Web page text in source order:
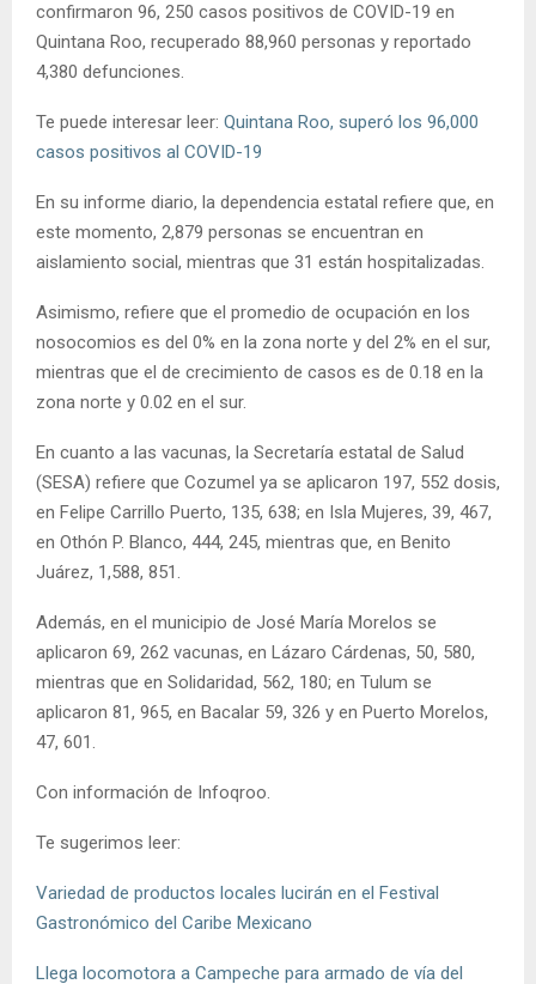
confirmaron 96, 250 casos positivos de COVID-19 en
Quintana Roo, recuperado 88,960 personas y reportado
4,380 defunciones.
Te puede interesar leer: Quintana Roo, superó los 96,000
casos positivos al COVID-19
En su informe diario, la dependencia estatal refiere que, en
este momento, 2,879 personas se encuentran en
aislamiento social, mientras que 31 están hospitalizadas.
Asimismo, refiere que el promedio de ocupación en los
nosocomios es del 0% en la zona norte y del 2% en el sur,
mientras que el de crecimiento de casos es de 0.18 en la
zona norte y 0.02 en el sur.
En cuanto a las vacunas, la Secretaría estatal de Salud
(SESA) refiere que Cozumel ya se aplicaron 197, 552 dosis,
en Felipe Carrillo Puerto, 135, 638; en Isla Mujeres, 39, 467,
en Othón P. Blanco, 444, 245, mientras que, en Benito
Juárez, 1,588, 851.
Además, en el municipio de José María Morelos se
aplicaron 69, 262 vacunas, en Lázaro Cárdenas, 50, 580,
mientras que en Solidaridad, 562, 180; en Tulum se
aplicaron 81, 965, en Bacalar 59, 326 y en Puerto Morelos,
47, 601.
Con información de Infoqroo.
Te sugerimos leer:
Variedad de productos locales lucirán en el Festival
Gastronómico del Caribe Mexicano
Llega locomotora a Campeche para armado de vía del